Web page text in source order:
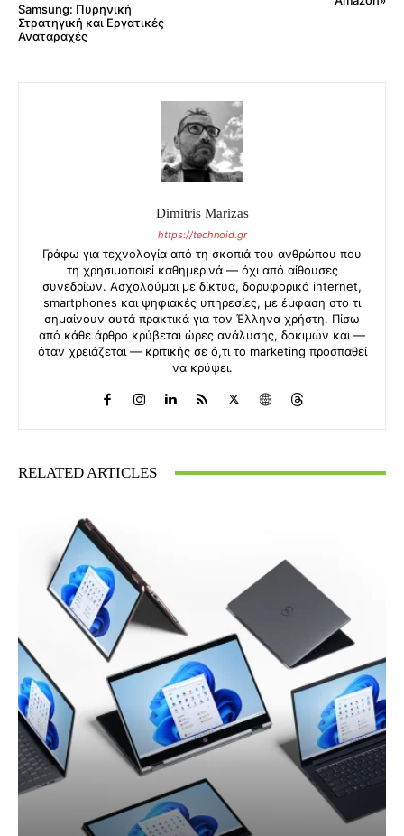
Samsung: Πυρηνική
Στρατηγική και Εργατικές
Αναταραχές
Dimitris Marizas
https://technoid.gr
Γράφω για τεχνολογία από τη σκοπιά του ανθρώπου που
τη χρησιμοποιεί καθημερινά — όχι από αίθουσες
συνεδρίων. Ασχολούμαι με δίκτυα, δορυφορικό internet,
smartphones και ψηφιακές υπηρεσίες, με έμφαση στο τι
σημαίνουν αυτά πρακτικά για τον Έλληνα χρήστη. Πίσω
από κάθε άρθρο κρύβεται ώρες ανάλυσης, δοκιμών και —
όταν χρειάζεται — κριτικής σε ό,τι το marketing προσπαθεί
να κρύψει.
RELATED ARTICLES